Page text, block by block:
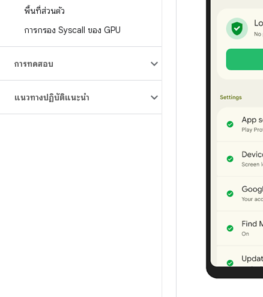
พื้นที่ส่วนตัว
การกรอง Syscall ของ GPU
การทดสอบ
แนวทางปฏิบัติแนะนำ